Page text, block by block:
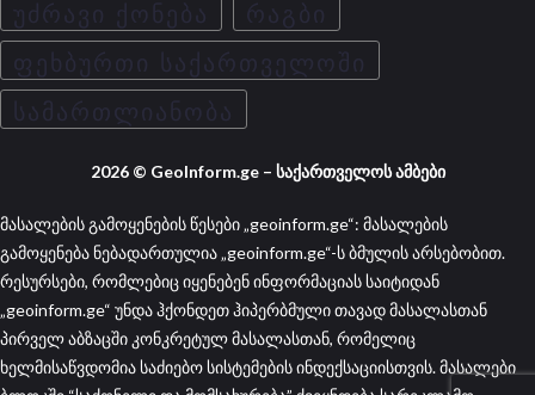
ᲣᲫᲠᲐᲕᲘ ᲥᲝᲜᲔᲑᲐ
ᲠᲐᲒᲑᲘ
ᲤᲔᲮᲑᲣᲠᲗᲘ ᲡᲐᲥᲐᲠᲗᲕᲔᲚᲝᲨᲘ
ᲡᲐᲛᲐᲠᲗᲚᲘᲐᲜᲝᲑᲐ
2026 © GeoInform.ge – საქართველოს ამბები
მასალების გამოყენების წესები „geoinform.ge“: მასალების
გამოყენება ნებადართულია „geoinform.ge“-ს ბმულის არსებობით.
რესურსები, რომლებიც იყენებენ ინფორმაციას საიტიდან
„geoinform.ge“ უნდა ჰქონდეთ ჰიპერბმული თავად მასალასთან
პირველ აბზაცში კონკრეტულ მასალასთან, რომელიც
ხელმისაწვდომია საძიებო სისტემების ინდექსაციისთვის. მასალები